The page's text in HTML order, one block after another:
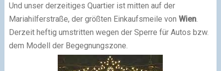
Und unser derzeitiges Quartier ist mitten auf der
Mariahilferstraße, der größten Einkaufsmeile von Wien.
Derzeit heftig umstritten wegen der Sperre für Autos bzw.
dem Modell der Begegnungszone.